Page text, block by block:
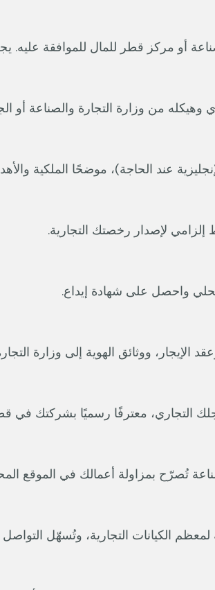
أو مركز قطر للمال للموافقة عليه.
من وزارة التجارة والصناعة أو
عند الحاجة)، موضحًا الملكية
لإصدار رخصتك التجارية.
واحصل على شهادة إيداع.
ووثائق الهوية إلى وزارة
التجاري، معترفًا رسميًا بشركتك في
تُصرّح بمزاولة أعمالك في الموقع